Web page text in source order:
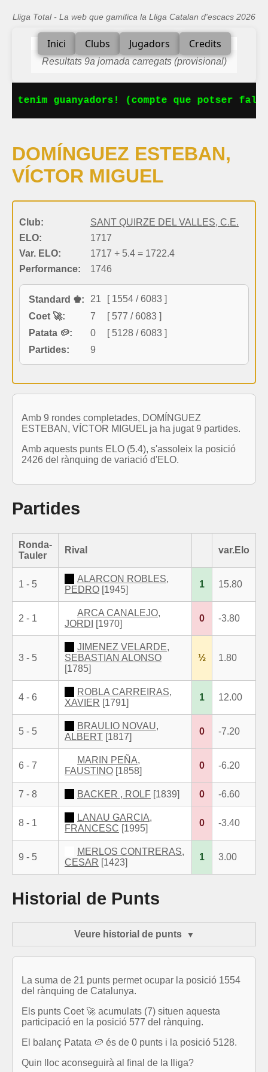
Lliga Total - La web que gamifica la Lliga Catalan d'escacs 2026
Inici Clubs Jugadors Credits
Resultats 9a jornada carregats (provisional)
tenim guanyadors! (compte que potser
DOMÍNGUEZ ESTEBAN,
VÍCTOR MIGUEL
Club:
SANT QUIRZE DEL VALLES, C.E.
ELO:
1717
Var. ELO:
1717 + 5.4 = 1722.4
Performance:
1746
Standard ♚: 21
[ 1554 / 6083 ]
Coet 🚀:
7
[ 577 / 6083 ]
Patata 🥔:
0
[ 5128 / 6083 ]
Partides:
9
Amb 9 rondes completades, DOMÍNGUEZ
ESTEBAN, VÍCTOR MIGUEL ja ha jugat 9 partides.
Amb aquests punts ELO (5.4), s'assoleix la posició
2426 del rànquing de variació d'ELO.
Partides
Ronda-
Tauler
Rival var.Elo
1 - 5
ALARCON ROBLES,
PEDRO [1945]
1 15.80
2 - 1
ARCA CANALEJO,
JORDI
[1970]
0 -3.80
3 - 5
JIMENEZ VELARDE,
SEBASTIAN ALONSO
[1785]
½ 1.80
4 - 6
ROBLA CARREIRAS,
XAVIER [1791]
1 12.00
5 - 5
BRAULIO NOVAU,
ALBERT [1817]
0 -7.20
6 - 7
MARIN PEÑA,
FAUSTINO [1858]
0 -6.20
7 - 8 BACKER , ROLF [1839] 0 -6.60
8 - 1
LANAU GARCIA,
FRANCESC [1995]
0 -3.40
9 - 5
MERLOS CONTRERAS,
CESAR [1423]
1 3.00
Historial de Punts
Veure historial de punts
La suma de 21 punts permet ocupar la posició 1554
del rànquing de Catalunya.
Els punts Coet 🚀 acumulats (7) situen aquesta
participació en la posició 577 del rànquing.
El balanç Patata 🥔 és de 0 punts i la posició 5128.
Quin lloc aconseguirà al final de la lliga?